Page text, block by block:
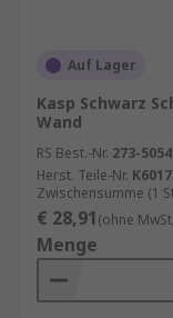
Auf Lager
Kasp Schwarz
Wand
RS Best.-Nr. 273-5054
Herst. Teile-Nr.
Zwischensumme (1
€ 28,91(ohne
Menge